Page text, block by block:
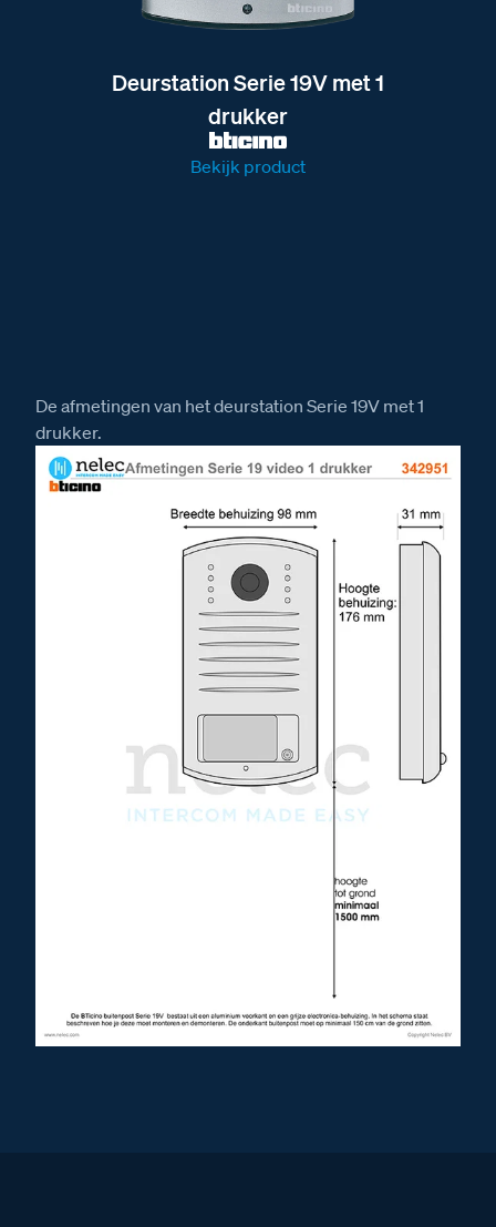
Deurstation Serie 19V met 1
drukker
Bekijk product
De afmetingen van het deurstation Serie 19V met 1
drukker.